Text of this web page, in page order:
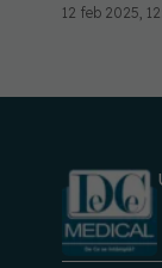
12 feb 2025,